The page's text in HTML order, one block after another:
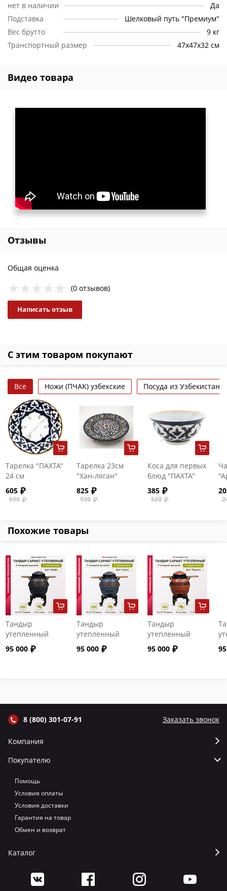
нет в наличии
Да
Подставка
Шелковый путь "Премиум"
Вес брутто
9 кг
Транспортный размер
47х47х32 см
Видео товара
Отзывы
Общая оценка
(0 отзывов)
Написать отзыв
С этим товаром покупают
Все Ножи (ПЧАК) узбекские Посуда из Узбекистана
Тарелка "ПАХТА"
24 см
605
690
Тарелка 23см
"Хан-ляган"
825
930
Коса для первых
блюд "ПАХТА"
385
520
Похожие товары
Тандыр
утепленный
"Сармат" с
откидной
95 000
Тандыр
утепленный
"Сармат" с
откидной
95 000
Тандыр
утепленный
"Сармат" с
откидной
95 000
8 (800) 301-07-91 Заказать звонок
Компания
Покупателю
Помощь
Условия оплаты
Условия доставки
Гарантия на товар
Обмен и возврат
Каталог